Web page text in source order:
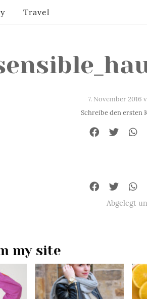
7. November 2016
Schreibe den ersten
Abgelegt
my site
Travel